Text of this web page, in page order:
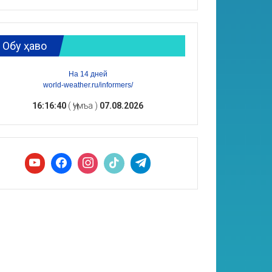
Обу ҳаво
На 14 дней
world-weather.ru/informers/
16:16:41 ( Ҷумъа ) 07.08.2026